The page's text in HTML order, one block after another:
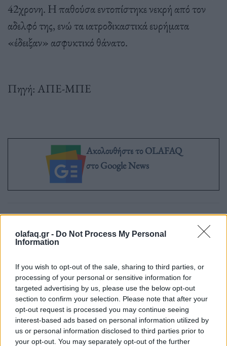
olafaq.gr - Do Not Process My Personal
Information
If you wish to opt-out of the sale, sharing to third parties, or
processing of your personal or sensitive information for
targeted advertising by us, please use the below opt-out
section to confirm your selection. Please note that after your
opt-out request is processed you may continue seeing
interest-based ads based on personal information utilized by
us or personal information disclosed to third parties prior to
your opt-out. You may separately opt-out of the further
42χρονη. Η παθούσα εντοπίστηκε νεκρή από τον
αδελφό της, ενώ τα ιατροδικαστικά ευρήματα
«έδειξαν» ασφυκτικό θάνατο.
Πηγή: ΑΠΕ-ΜΠΕ
Ακολουθήστε το OLAFAQ
στο Google News
Newsroom
Ετικέτες :Δολοφονία,Θεσσαλονίκη,Προφυλακιστέος.